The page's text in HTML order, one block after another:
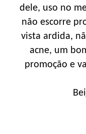
dele, uso no
não escorre
vista ardida,
acne, um
promoção e